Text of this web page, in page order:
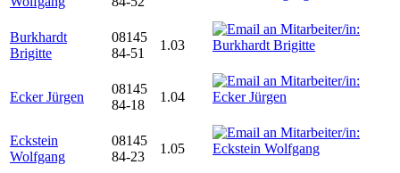
Burkhardt
Brigitte
08145
84-51
1.03
Ecker Jürgen
08145
84-18
1.04
Eckstein
Wolfgang
08145
84-23
1.05